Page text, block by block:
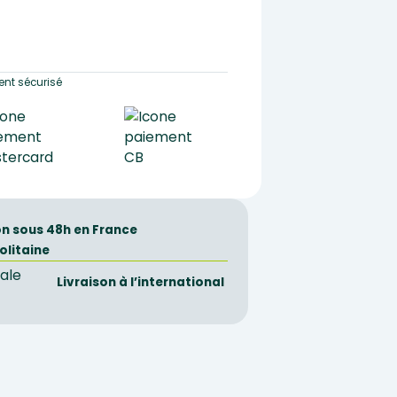
sécurisé
sous 48h en France
Livraison à l’international